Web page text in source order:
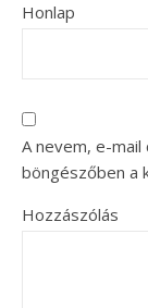
Honlap
A nevem, e-
böngészőben a
Hozzászólás